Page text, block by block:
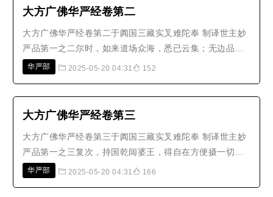
而高视，中天调御越十地以居尊，包括铁..
大方广佛华严经卷第二
大方广佛华严经卷第二于阗国三藏实叉难陀奉 制译世主妙
严品第一之二尔时，如来道场众海，悉已云集；无边品
类，周匝遍满；形色部从，各各差别；随所来方，亲近世
于劫海中修菩萨行，以四摄事而曾..
华严部 2025-05-20 04:31 152
大方广佛华严经卷第三
大方广佛华严经卷第三于阗国三藏实叉难陀奉 制译世主妙
严品第一之三复次，持国乾闼婆王，得自在方便摄一切众
生解脱门；树光乾闼婆王，得普见一切功德庄严解脱门；
华严部 2025-05-20 04:31 166